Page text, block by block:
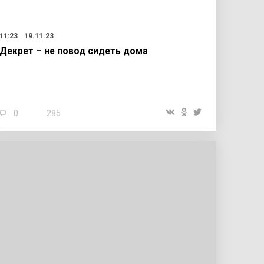
11:23 19.11.23
Декрет – не повод сидеть дома
0 285